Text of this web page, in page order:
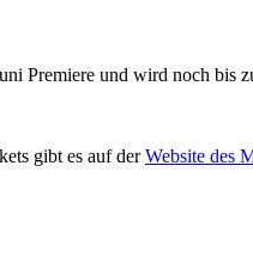
Premiere und wird noch bis
gibt es auf derWebsite des